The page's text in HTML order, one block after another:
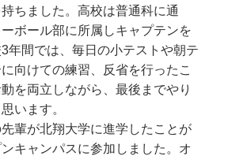
ちました。高校は普通科に通
ボール部に所属しキャプテンを
年間では、毎日の小テストや朝テ
向けての練習、反省を行ったこ
を両立しながら、最後までやり
います。
輩が北翔大学に進学したことが
キャンパスに参加しました。オ